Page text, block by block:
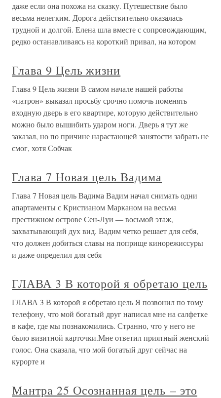
даже если она похожа на сказку. Путешествие было
весьма нелегким. Дорога действительно оказалась
трудной и долгой. Елена шла вместе с сопровождающим,
редко останавливаясь на короткий привал, на котором
Глава 9 Цель жизни
Глава 9 Цель жизни В самом начале нашей работы
«патрон» выказал просьбу срочно помочь поменять
входную дверь в его квартире, которую действительно
можно было вышибить ударом ноги. Дверь я тут же
заказал, но по причине нарастающей занятости забрать не
смог, хотя Собчак
Глава 7 Новая цель Вадима
Глава 7 Новая цель Вадима Вадим начал снимать одни
апартаменты с Кристианом Марканом на весьма
престижном острове Сен-Луи — восьмой этаж,
захватывающий дух вид. Вадим четко решает для себя,
что должен добиться славы на поприще кинорежиссуры
и даже определил для себя
ГЛАВА 3 В которой я обретаю цель
ГЛАВА 3 В которой я обретаю цель Я позвонил по тому
телефону, что мой богатый друг написал мне на салфетке
в кафе, где мы познакомились. Странно, что у него не
было визитной карточки.Мне ответил приятный женский
голос. Она сказала, что мой богатый друг сейчас на
курорте и
Мантра 25 Осознанная цель – это